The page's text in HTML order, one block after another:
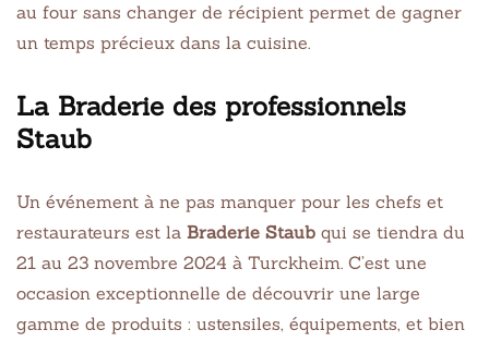
au four sans changer de récipient permet de gagner
un temps précieux dans la cuisine.
La Braderie des professionnels
Staub
Un événement à ne pas manquer pour les chefs et
restaurateurs est la Braderie Staub qui se tiendra du
21 au 23 novembre 2024 à Turckheim. C’est une
occasion exceptionnelle de découvrir une large
gamme de produits : ustensiles, équipements, et bien